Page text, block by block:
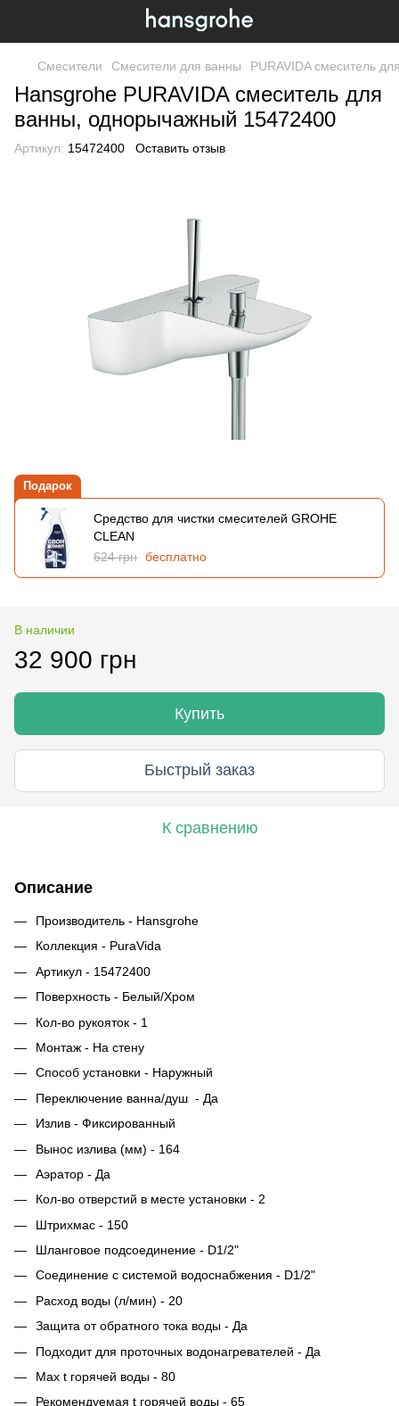
Смесители Смесители для ванны PURAVIDA смеситель
Hansgrohe PURAVIDA смеситель для
ванны, однорычажный 15472400
Артикул: 15472400 Оставить отзыв
Подарок
Средство для чистки смесителей GROHE
CLEAN
624 грн бесплатно
В наличии
32 900 грн
Купить
Быстрый заказ
К сравнению
Описание
Производитель - Hansgrohe
Коллекция - PuraVida
Артикул - 15472400
Поверхность - Белый/Хром
Кол-во рукояток - 1
Монтаж - На стену
Способ установки - Наружный
Переключение ванна/душ - Да
Излив - Фиксированный
Вынос излива (мм) - 164
Аэратор - Да
Кол-во отверстий в месте установки - 2
Штрихмас - 150
Шланговое подсоединение - D1/2"
Соединение с системой водоснабжения - D1/2"
Расход воды (л/мин) - 20
Защита от обратного тока воды - Да
Подходит для проточных водонагревателей - Да
Max t горячей воды - 80
Рекомендуемая t горячей воды - 65